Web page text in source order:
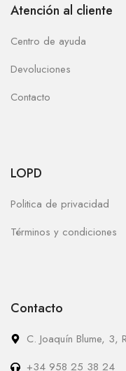
Atención al cliente
Centro de ayuda
Devoluciones
Contacto
LOPD
Politica de privacidad
Términos y condiciones
Contacto
C. Joaquín Blume,
+34 958 25 38 24